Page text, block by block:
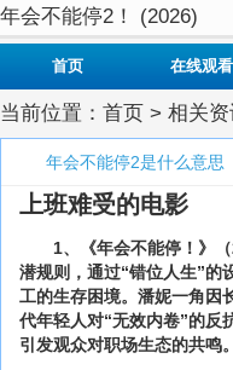
年会不能停2！ (2026)
首页 在线观看
当前位置： 首页 > 相关
年会不能停2是什么意思
上班难受的电影
1、《年会不能停！》
潜规则，通过“错位人生”的
工的生存困境。潘妮一角因
代年轻人对“无效内卷”的反
引发观众对职场生态的共鸣。